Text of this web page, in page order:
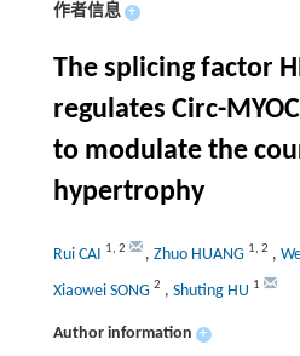
作者信息 +
The splicing factor
regulates Circ-
to modulate the
hypertrophy
Rui CAI 1, 2 , Zhuo HUANG 1, 2 ,
Xiaowei SONG 2 , Shuting HU 1
Author information +